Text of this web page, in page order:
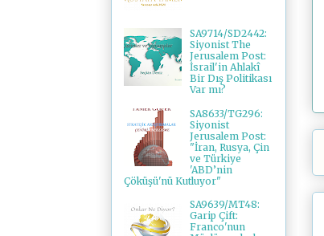
SA9714/SD2442:
Siyonist The
Jerusalem Post:
İsrail'in Ahlakî
Bir Dış Politikası
Var mı?
SA8633/TG296:
Siyonist
Jerusalem Post:
"İran, Rusya, Çin
ve Türkiye
'ABD’nin
Çöküşü'nü Kutluyor"
SA9639/MT48:
Garip Çift:
Franco'nun